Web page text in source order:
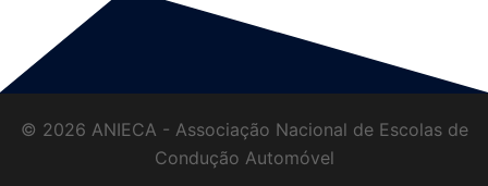
© 2026 ANIECA - Associação Nacional de Escolas de
Condução Automóvel